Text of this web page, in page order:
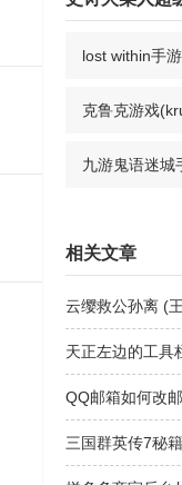
lost within手
克鲁克游戏
九游鬼语迷城
相关文章
云缨救公孙离 (
天正左边的工具
QQ邮箱如何改
三国群英传7秘